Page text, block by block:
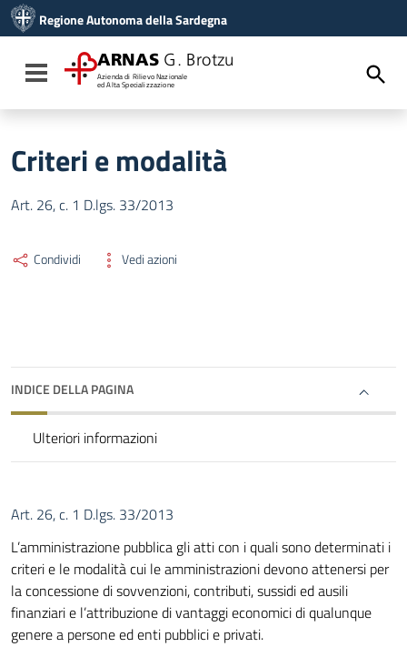
Vai al menu di navigazione
Vai al footer
Regione Autonoma della Sardegna
Toggle navigation
ARNAS G. Brotzu
Azienda di Rilievo Nazionale
ed Alta Specializzazione
Criteri e modalità
Art. 26, c. 1 D.lgs. 33/2013
Condividi Vedi azioni
INDICE DELLA PAGINA
Ulteriori informazioni
Art. 26, c. 1 D.lgs. 33/2013
L’amministrazione pubblica gli atti con i quali sono determinati i
criteri e le modalità cui le amministrazioni devono attenersi per
la concessione di sovvenzioni, contributi, sussidi ed ausili
finanziari e l’attribuzione di vantaggi economici di qualunque
genere a persone ed enti pubblici e privati.